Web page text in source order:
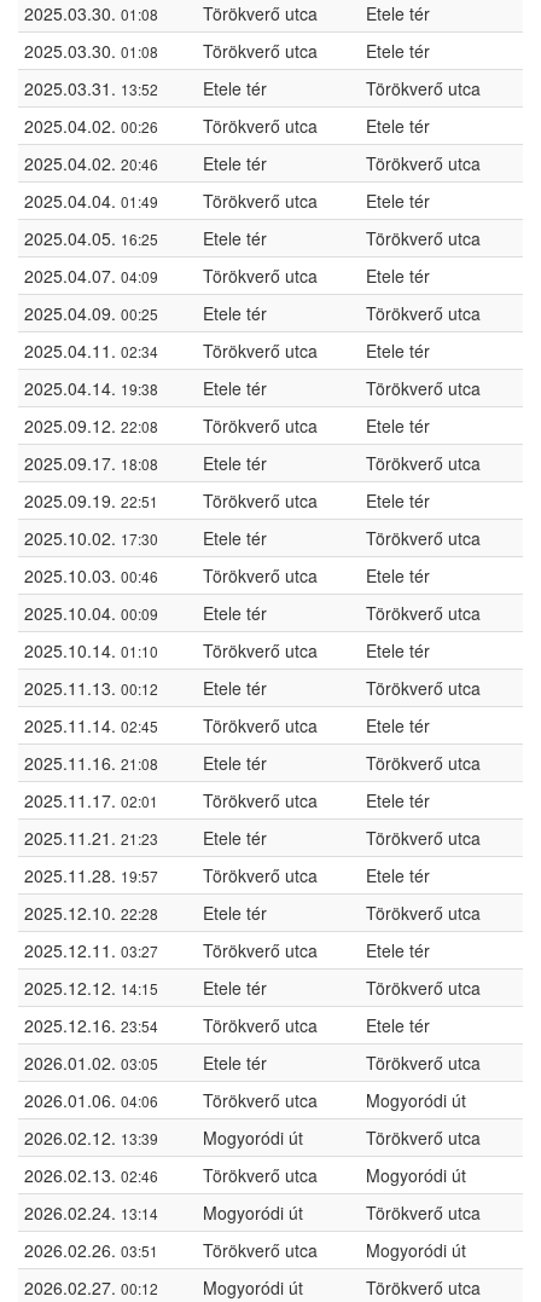
2025.03.30. 01:08 Törökverő utca
Etele tér
2025.03.30. 01:08 Törökverő utca
Etele tér
2025.03.31. 13:52 Etele tér
Törökverő utca
2025.04.02. 00:26 Törökverő utca
Etele tér
2025.04.02. 20:46 Etele tér
Törökverő utca
2025.04.04. 01:49 Törökverő utca
Etele tér
2025.04.05. 16:25 Etele tér
Törökverő utca
2025.04.07. 04:09 Törökverő utca
Etele tér
2025.04.09. 00:25 Etele tér
Törökverő utca
2025.04.11. 02:34 Törökverő utca
Etele tér
2025.04.14. 19:38 Etele tér
Törökverő utca
2025.09.12. 22:08 Törökverő utca
Etele tér
2025.09.17. 18:08 Etele tér
Törökverő utca
2025.09.19. 22:51 Törökverő utca
Etele tér
2025.10.02. 17:30 Etele tér
Törökverő utca
2025.10.03. 00:46 Törökverő utca
Etele tér
2025.10.04. 00:09 Etele tér
Törökverő utca
2025.10.14. 01:10 Törökverő utca
Etele tér
2025.11.13. 00:12 Etele tér
Törökverő utca
2025.11.14. 02:45 Törökverő utca
Etele tér
2025.11.16. 21:08 Etele tér
Törökverő utca
2025.11.17. 02:01 Törökverő utca
Etele tér
2025.11.21. 21:23 Etele tér
Törökverő utca
2025.11.28. 19:57 Törökverő utca
Etele tér
2025.12.10. 22:28 Etele tér
Törökverő utca
2025.12.11. 03:27 Törökverő utca
Etele tér
2025.12.12. 14:15 Etele tér
Törökverő utca
2025.12.16. 23:54 Törökverő utca
Etele tér
2026.01.02. 03:05 Etele tér
Törökverő utca
2026.01.06. 04:06 Törökverő utca
Mogyoródi út
2026.02.12. 13:39 Mogyoródi út
Törökverő utca
2026.02.13. 02:46 Törökverő utca
Mogyoródi út
2026.02.24. 13:14 Mogyoródi út
Törökverő utca
2026.02.26. 03:51 Törökverő utca
Mogyoródi út
2026.02.27. 00:12 Mogyoródi út Törökverő utca